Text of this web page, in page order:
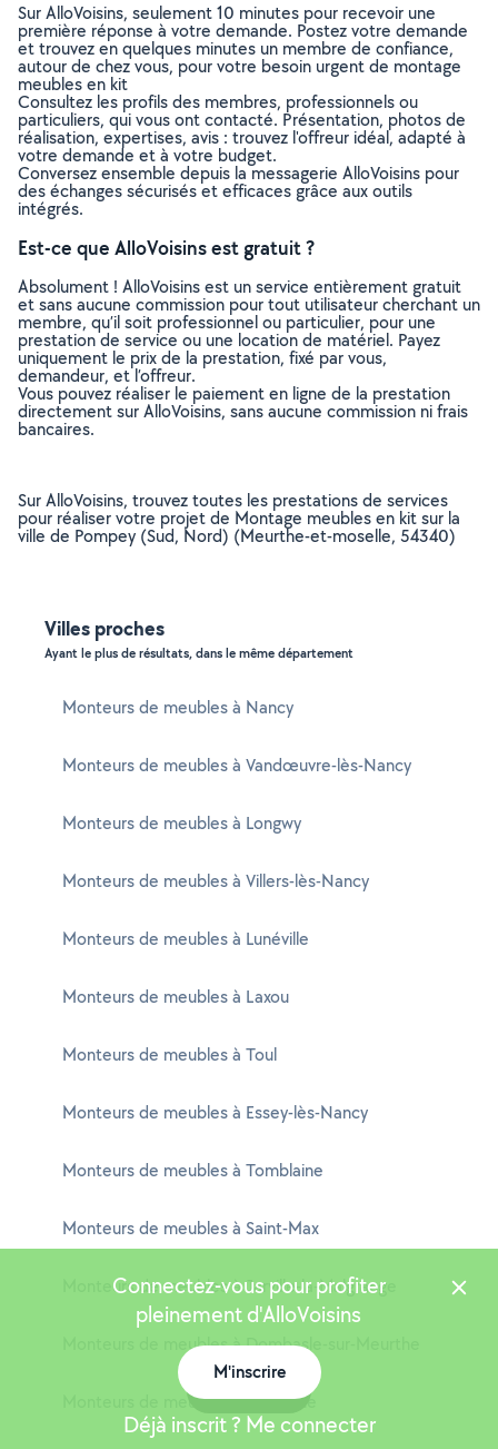
Sur AlloVoisins, seulement 10 minutes pour recevoir une
première réponse à votre demande. Postez votre demande
et trouvez en quelques minutes un membre de confiance,
autour de chez vous, pour votre besoin urgent de montage
meubles en kit
Consultez les profils des membres, professionnels ou
particuliers, qui vous ont contacté. Présentation, photos de
réalisation, expertises, avis : trouvez l'offreur idéal, adapté à
votre demande et à votre budget.
Conversez ensemble depuis la messagerie AlloVoisins pour
des échanges sécurisés et efficaces grâce aux outils
intégrés.
Est-ce que AlloVoisins est gratuit ?
Absolument ! AlloVoisins est un service entièrement gratuit
et sans aucune commission pour tout utilisateur cherchant un
membre, qu’il soit professionnel ou particulier, pour une
prestation de service ou une location de matériel. Payez
uniquement le prix de la prestation, fixé par vous,
demandeur, et l’offreur.
Vous pouvez réaliser le paiement en ligne de la prestation
directement sur AlloVoisins, sans aucune commission ni frais
bancaires.
Sur AlloVoisins, trouvez toutes les prestations de services
pour réaliser votre projet de Montage meubles en kit sur la
ville de Pompey (Sud, Nord) (Meurthe-et-moselle, 54340)
Villes proches
Ayant le plus de résultats, dans le même département
Monteurs de meubles à Nancy
Monteurs de meubles à Vandœuvre-lès-Nancy
Monteurs de meubles à Longwy
Monteurs de meubles à Villers-lès-Nancy
Monteurs de meubles à Lunéville
Monteurs de meubles à Laxou
Monteurs de meubles à Toul
Monteurs de meubles à Essey-lès-Nancy
Monteurs de meubles à Tomblaine
Monteurs de meubles à Saint-Max
Monteurs de meubles à Jarville-la-Malgrange
Monteurs de meubles à Dombasle-sur-Meurthe
Monteurs de meubles à Malzéville
Connectez-vous pour profiter
pleinement d'AlloVoisins
M'inscrire
Déjà inscrit ? Me connecter